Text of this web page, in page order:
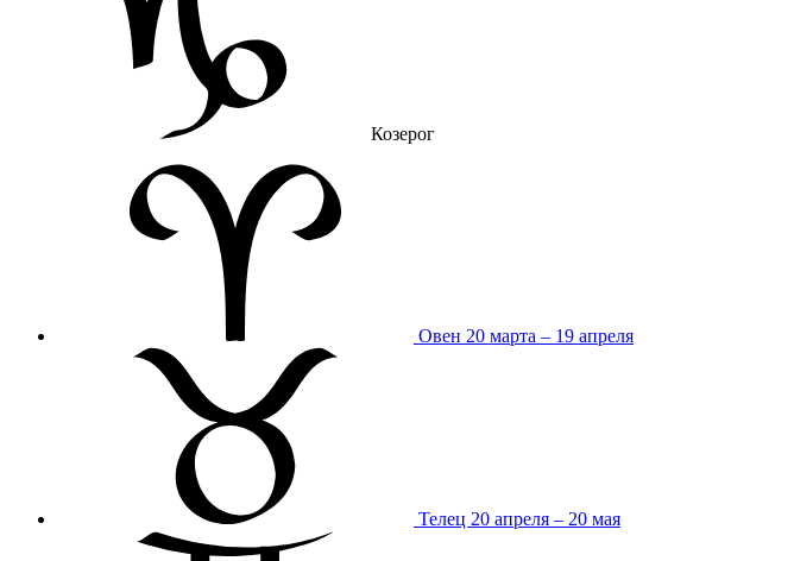
Козерог
Овен 20 марта – 19 апреля
Телец 20 апреля – 20 мая